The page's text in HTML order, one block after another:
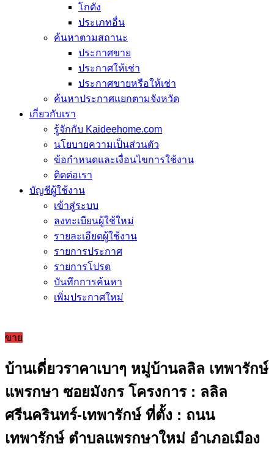
โกดัง
ประเภทอื่น
ค้นหาตามสถานะ
ประกาศขาย
ประกาศให้เช่า
ประกาศขายหรือให้เช่า
ค้นหาประกาศแยกตามจังหวัด
เกี่ยวกับเรา
รู้จักกับ Kaideehome.com
นโยบายความเป็นส่วนตัว
ข้อกำหนดและเงื่อนไขการใช้งาน
ติดต่อเรา
บัญชีผู้ใช้งาน
เข้าสู่ระบบ
ลงทะเบียนผู้ใช้ใหม่
รายละเอียดผู้ใช้งาน
รายการประกาศ
รายการโปรด
บันทึกการค้นหา
เพิ่มประกาศใหม่
ขาย
บ้านเดี่ยวราคาเบาๆ หมู่บ้านลลิล เทพารักษ์
แพรกษา ซอยมังกร โครงการ : ลลิล
ศรีนครินทร์-เทพารักษ์ ที่ตั้ง : ถนน
เทพารักษ์ ตำบลแพรกษาใหม่ อำเภอเมือง